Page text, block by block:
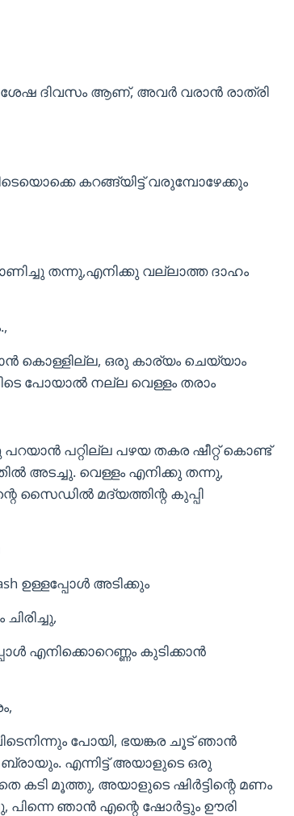
ദിവസം ആണ്, അവർ വരാൻ രാത്രി
കറങ്ങ്യിട്ട് വരുമ്പോഴേക്കും
തന്നു,എനിക്കു വല്ലാത്ത ദാഹം
കൊള്ളില്ല, ഒരു കാര്യം ചെയ്യാം
പോയാൽ നല്ല വെള്ളം തരാം
പറ്റില്ല പഴയ തകര ഷീറ്റ് കൊണ്ട്
അടച്ചു. വെള്ളം എനിക്കു തന്നു,
സൈഡിൽ മദ്യത്തിന്റ കുപ്പി
ഉള്ളപ്പോൾ അടിക്കും
എനിക്കൊറെണ്ണം കുടിക്കാൻ
പോയി, ഭയങ്കര ചൂട് ഞാൻ
ബ്രായും. എന്നിട്ട് അയാളുടെ ഒരു
കടി മൂത്തു, അയാളുടെ ഷിർട്ടിന്റെ മണം
പിന്നെ ഞാൻ എന്റെ ഷോർട്ടും ഊരി